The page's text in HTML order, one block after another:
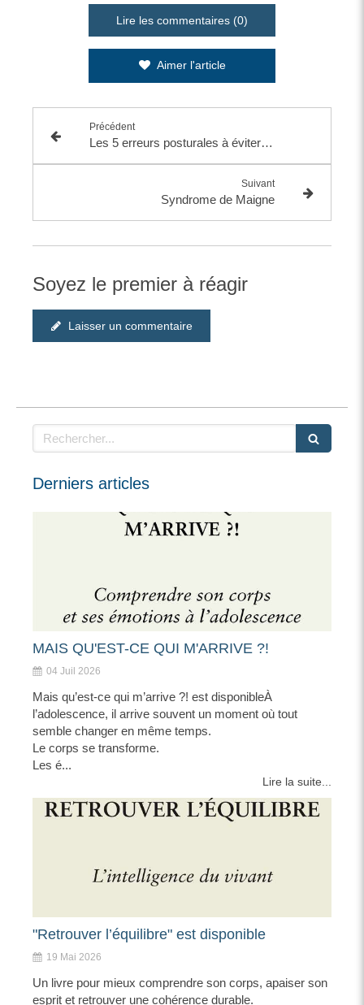
Lire les commentaires (0)
Aimer l'article
Précédent
Les 5 erreurs posturales à éviter au bureau
Suivant
Syndrome de Maigne
Soyez le premier à réagir
Laisser un commentaire
Rechercher
Derniers articles
MAIS QU'EST-CE QUI M'ARRIVE ?!
04 Juil 2026
Mais qu’est-ce qui m’arrive ?! est disponibleÀ
l’adolescence, il arrive souvent un moment où tout
semble changer en même temps.
Le corps se transforme.
Les é...
Lire la suite...
"Retrouver l’équilibre" est disponible
19 Mai 2026
Un livre pour mieux comprendre son corps, apaiser son
esprit et retrouver une cohérence durable.